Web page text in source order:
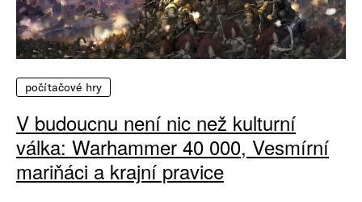
počítačové hry
V budoucnu není nic než kulturní
válka: Warhammer 40 000, Vesmírní
mariňáci a krajní pravice